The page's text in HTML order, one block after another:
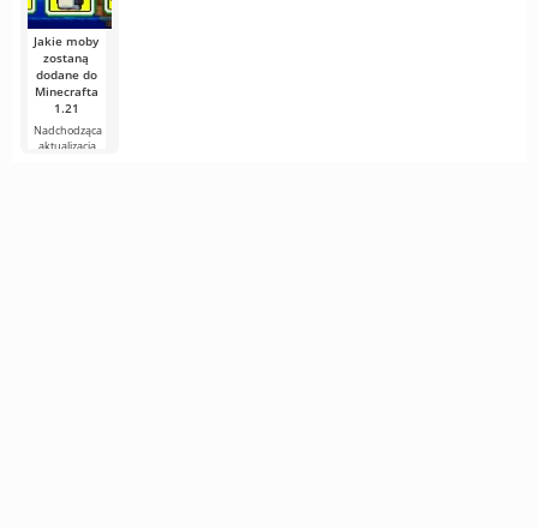
Jakie moby
zostaną
dodane do
Minecrafta
1.21
Nadchodząca
aktualizacja